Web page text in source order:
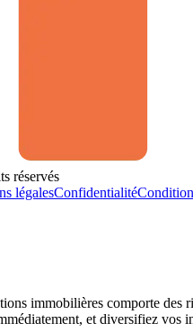
réservés
légalesConfidentialité
immobilières comporte des
et diversifiez vos